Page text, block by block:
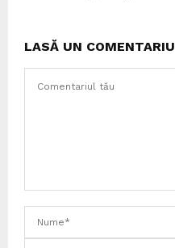
LASĂ UN COMENTARIU